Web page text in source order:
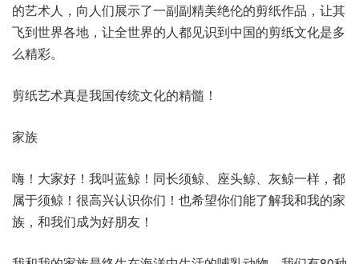
的艺术人，向人们展示了一副副精美绝伦的剪纸作品，让其
飞到世界各地，让全世界的人都见识到中国的剪纸文化是多
么精彩。
剪纸艺术真是我国传统文化的精髓！
家族
嗨！大家好！我叫蓝鲸！同长须鲸、座头鲸、灰鲸一样，都
属于须鲸！很高兴认识你们！也希望你们能了解我和我的家
族，和我们成为好朋友！